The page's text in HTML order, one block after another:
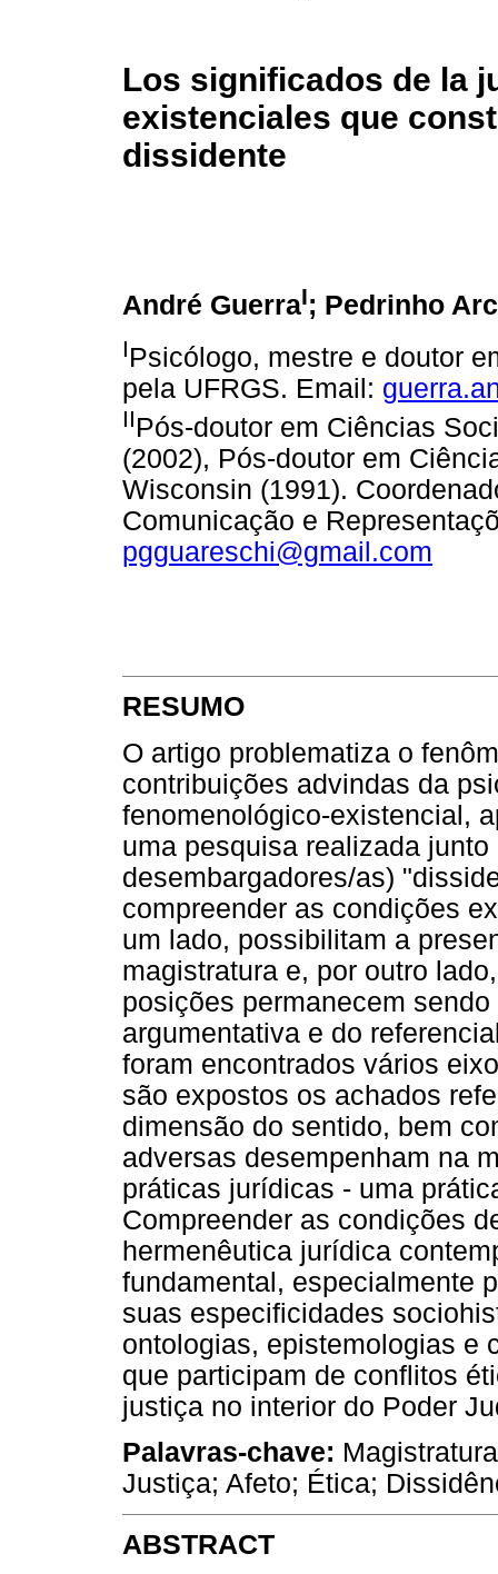
Los significados de la
existenciales que
dissidente
André GuerraI; Pedrinho
IPsicólogo, mestre e doutor
pela UFRGS. Email:
IIPós-doutor em Ciências
(2002), Pós-doutor em
Wisconsin (1991).
Comunicação e
pgguareschi@gmail.com
RESUMO
O artigo problematiza o
contribuições advindas da
fenomenológico-existencial,
uma pesquisa realizada
desembargadores/as)
compreender as condições
um lado, possibilitam a
magistratura e, por outro
posições permanecem
argumentativa e do
foram encontrados vários
são expostos os achados
dimensão do sentido, bem
adversas desempenham na
práticas jurídicas - uma
Compreender as condições
hermenêutica jurídica
fundamental, especialmente
suas especificidades
ontologias, epistemologias e
que participam de conflitos
justiça no interior do Poder
Palavras-chave:
Justiça; Afeto; Ética;
ABSTRACT